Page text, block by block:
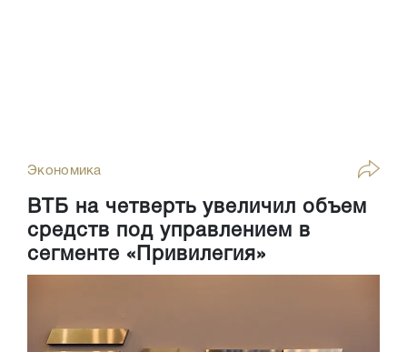
Экономика
ВТБ на четверть увеличил объем
средств под управлением в
сегменте «Привилегия»